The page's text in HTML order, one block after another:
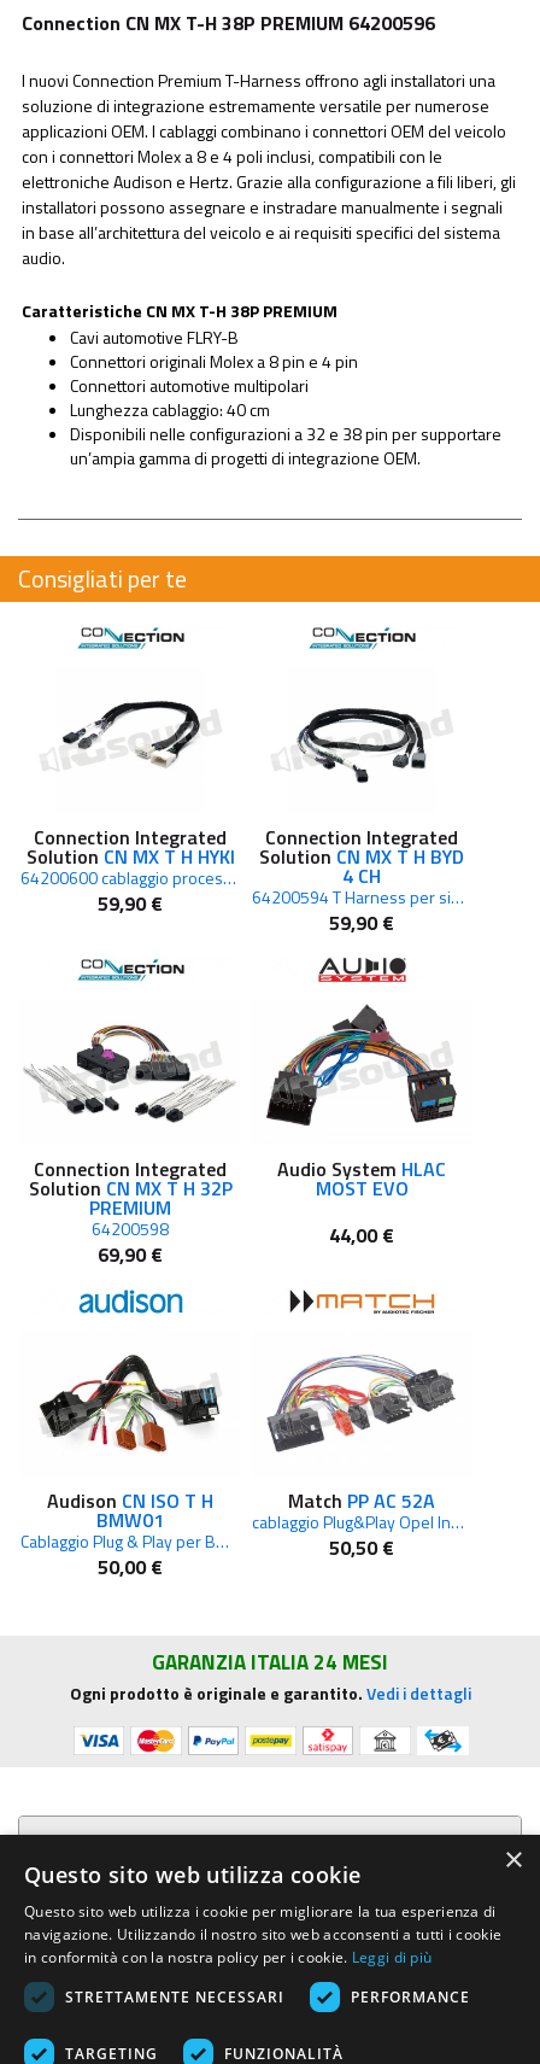
Connection CN MX T-H 38P PREMIUM 64200596
I nuovi Connection Premium T-Harness offrono agli installatori una
soluzione di integrazione estremamente versatile per numerose
applicazioni OEM. I cablaggi combinano i connettori OEM del veicolo
con i connettori Molex a 8 e 4 poli inclusi, compatibili con le
elettroniche Audison e Hertz. Grazie alla configurazione a fili liberi, gli
installatori possono assegnare e instradare manualmente i segnali
in base all’architettura del veicolo e ai requisiti specifici del sistema
audio.
Caratteristiche CN MX T-H 38P PREMIUM
Cavi automotive FLRY-B
Connettori originali Molex a 8 pin e 4 pin
Connettori automotive multipolari
Lunghezza cablaggio: 40 cm
Disponibili nelle configurazioni a 32 e 38 pin per supportare
un’ampia gamma di progetti di integrazione OEM.
Consigliati per te
Connection Integrated
Solution CN MX T H HYKI
64200600 cablaggio processori Hyundai e Kia
59,90 €
Connection Integrated
Solution CN MX T H BYD
4 CH
64200594 T Harness per sistemi OEM BYD a 4 canali
59,90 €
Connection Integrated
Solution CN MX T H 32P
PREMIUM
64200598
69,90 €
Audio System HLAC
MOST EVO
44,00 €
Audison CN ISO T H
BMW01
Cablaggio Plug & Play per BMW
50,00 €
Match PP AC 52A
cablaggio Plug&Play Opel Insigna
50,50 €
GARANZIA ITALIA 24 MESI
Ogni prodotto è originale e garantito.Vedi i dettagli
Presentazione aziendale
Acquista su R.G. Sound
Trasparenza e sicurezza
Area Clienti
×
Questo sito web utilizza cookie
Questo sito web utilizza i cookie per migliorare la tua esperienza di
navigazione. Utilizzando il nostro sito web acconsenti a tutti i cookie
in conformità con la nostra policy per i cookie. Leggi di più
STRETTAMENTE NECESSARI
PERFORMANCE
TARGETING FUNZIONALITÀ